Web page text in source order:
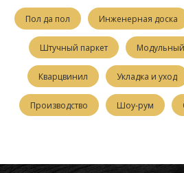
Пол да пол Инженерная доска
Штучный паркет
Кварцвинил Укладка и уход
Производство Шоу-рум